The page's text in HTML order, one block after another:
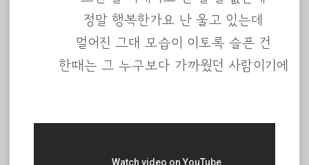
정말 행복한가요 난 울고 있는데
멀어진 그대 모습이 이토록 슬픈 건
한때는 그 누구보다 가까웠던 사람이기에